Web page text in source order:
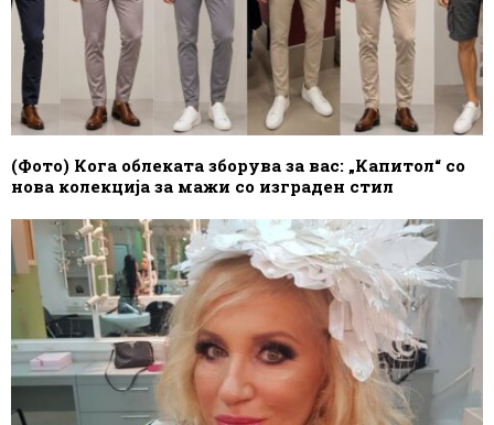
(Фото) Кога облеката зборува за вас: „Капитол“ со
нова колекција за мажи со изграден стил